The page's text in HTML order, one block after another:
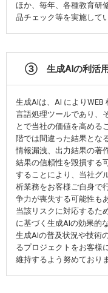
ほか、毎年、各種教育研
品チェック等を実施して
③ 生成AIの利活用
生成AIは、AI により
言語処理ツールであり、
とで当社の価値を高める
階では間違った結果とな
情報漏洩、出力結果の著
結果の信頼性を毀損する
することにより、当社グ
析業務をお客様ご自身で
争力が喪失する可能性も
当該リスクに対応するた
に基づく生成AIの効果的
生成AIの普及状況や技術
るプロジェクトをお客様
維持するよう努めており